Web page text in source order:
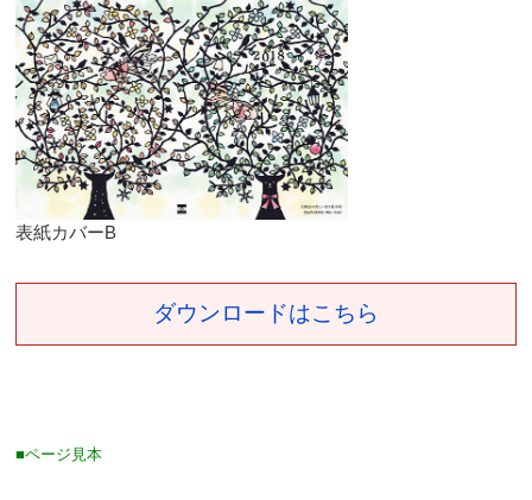
表紙カバーB
ダウンロードはこちら
■ページ見本